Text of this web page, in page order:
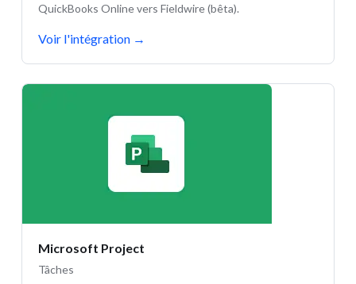
QuickBooks Online vers Fieldwire (bêta).
Voir l'intégration →
Microsoft Project
Tâches